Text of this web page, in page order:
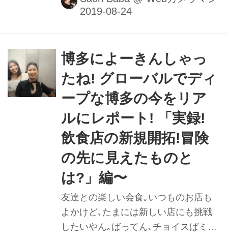
博多によーきんしゃっ
たね! グローバルでディ
ープな博多の今をリア
ルにレポート! 「実録!
飲食店の新規開拓!冒険
の先に見えたものと
は?」編〜
友達との楽しい会食｡いつものお店も
よかけど､たまには新しい店にも挑戦
したいやん｡ばってん､チョイスばミス